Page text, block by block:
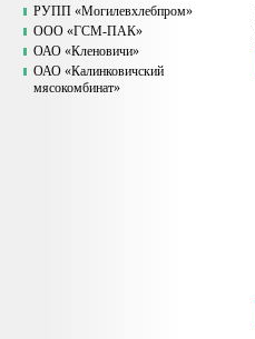
РУПП «Могилевхлебпром»
ООО «ГСМ-ПАК»
ОАО «Кленовичи»
ОАО «Калинковичский
мясокомбинат»